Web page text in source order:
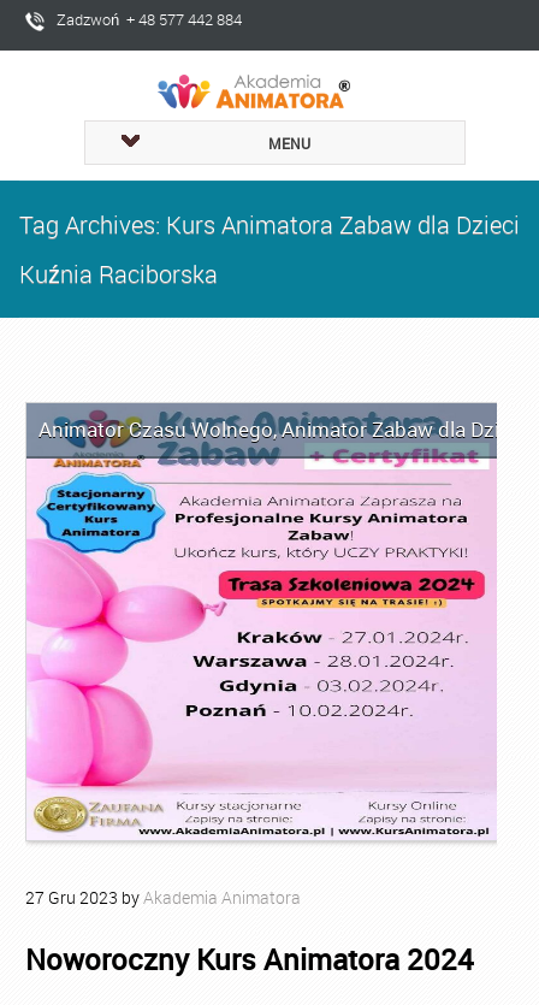
Zadzwoń + 48 577 442 884
MENU
Tag Archives: Kurs Animatora Zabaw dla Dzieci
Kuźnia Raciborska
Animator Czasu Wolnego,Animator Zabaw dla Dzieci
27 Gru 2023 byAkademia Animatora
Noworoczny Kurs Animatora 2024